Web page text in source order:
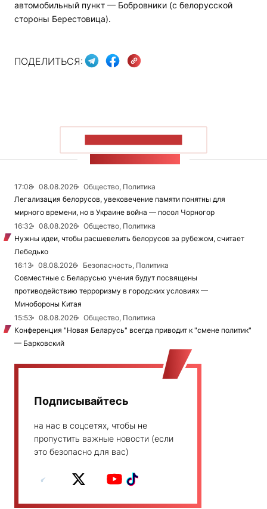
автомобильный пункт — Бобровники (с белорусской
стороны Берестовица).
ПОДЕЛИТЬСЯ:
17:08 08.08.2026
Общество, Политика
Легализация белорусов, увековечение памяти понятны для
мирного времени, но в Украине война — посол Чорногор
16:32
08.08.2026
Общество, Политика
Нужны идеи, чтобы расшевелить белорусов за рубежом, считает
Лебедько
16:13
08.08.2026
Безопасность, Политика
Совместные с Беларусью учения будут посвящены
противодействию терроризму в городских условиях —
Минобороны Китая
15:53
08.08.2026
Общество, Политика
Конференция "Новая Беларусь" всегда приводит к "смене политик"
— Барковский
Подписывайтесь
на нас в соцсетях, чтобы не
пропустить важные новости (если
это безопасно для вас)